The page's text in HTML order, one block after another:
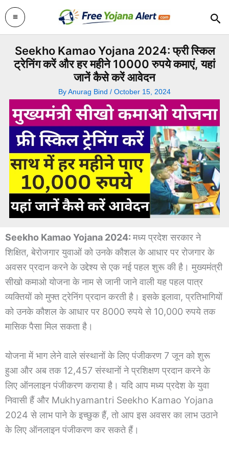
Skip
to
content
Seekho Kamao Yojana 2024: फ्री स्किल
ट्रेनिंग करें और हर महीने 10000 रुपये कमाएं, यहां
जानें कैसे करें आवेदन
ByAnurag Bind / October 15, 2024
Seekho Kamao Yojana 2024:मध्य प्रदेश सरकार ने
शिक्षित, बेरोजगार युवाओं को उनके कौशल के आधार पर रोजगार के
अवसर प्रदान करने के उद्देश्य से एक नई पहल शुरू की है। मुख्यमंत्री
सीखो कमाओ योजना के नाम से जानी जाने वाली यह पहल पात्र
व्यक्तियों को मुफ्त ट्रेनिंग प्रदान करती है। इसके इलावा, प्रतिभागियों
को उनके कौशल के आधार पर 8000 रुपये से 10,000 रुपये तक
मासिक पैसा मिल सकता है।
योजना में भाग लेने वाले संस्थानों के लिए पंजीकरण 7 जून को शुरू
हुआ और अब तक 12,457 संस्थानों ने प्रशिक्षण प्रदान करने के
लिए ऑनलाइन पंजीकरण कराया है। यदि आप मध्य प्रदेश के युवा
निवासी हैं और Mukhyamantri Seekho Kamao Yojana
2024 से लाभ पाने के इच्छुक हैं, तो आप इस अवसर का लाभ उठाने
के लिए ऑनलाइन पंजीकरण कर सकते हैं।